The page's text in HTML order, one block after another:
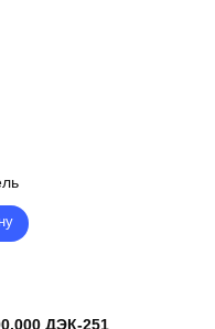
ДЭК-251